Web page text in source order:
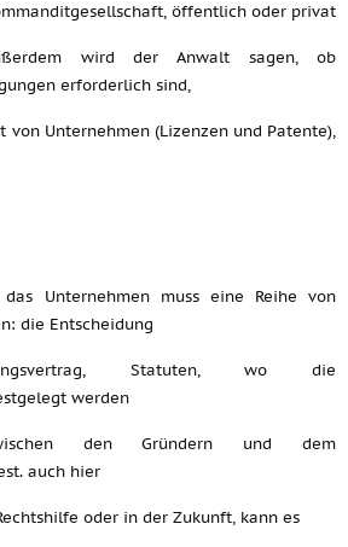
öffentlich oder privat
wird der Anwalt sagen, ob
erforderlich sind,
von Unternehmen (Lizenzen und Patente),
Unternehmen muss eine Reihe von
die Entscheidung
Statuten, wo die
werden
den Gründern und dem
auch hier
oder in der Zukunft, kann es